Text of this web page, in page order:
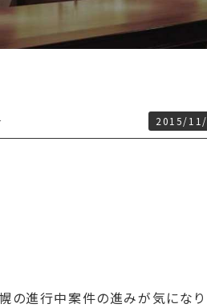
2015/
の進行中案件の進みが気になり